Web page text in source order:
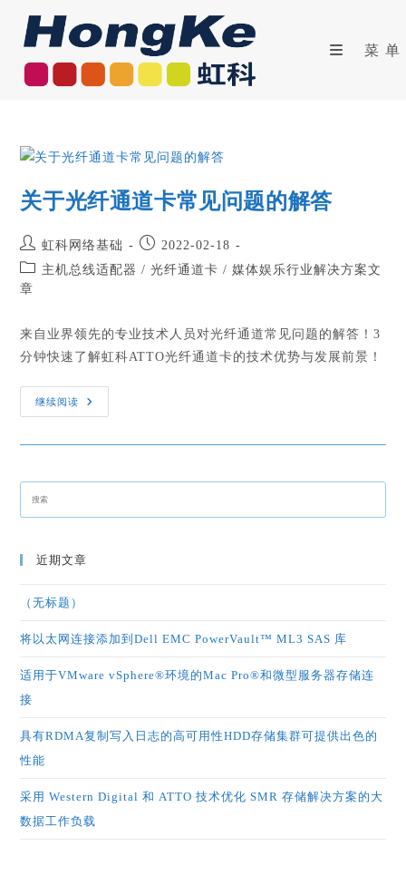
菜单
关于光纤通道卡常见问题的解答
虹科网络基础
2022-02-18
主机总线适配器 / 光纤通道卡 / 媒体娱乐行业解决方案文
章
来自业界领先的专业技术人员对光纤通道常见问题的解答！3
分钟快速了解虹科ATTO光纤通道卡的技术优势与发展前景！
继续阅读
近期文章
（无标题）
将以太网连接添加到Dell EMC PowerVault™ ML3 SAS 库
适用于VMware vSphere®环境的Mac Pro®和微型服务器存储连
接
具有RDMA复制写入日志的高可用性HDD存储集群可提供出色的
性能
采用 Western Digital 和 ATTO 技术优化 SMR 存储解决方案的大
数据工作负载